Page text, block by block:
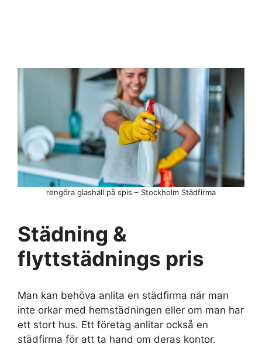
rengöra glashäll på spis – Stockholm Städfirma
Städning &
flyttstädnings pris
Man kan behöva anlita en städfirma när man
inte orkar med hemstädningen eller om man har
ett stort hus. Ett företag anlitar också en
städfirma för att ta hand om deras kontor.